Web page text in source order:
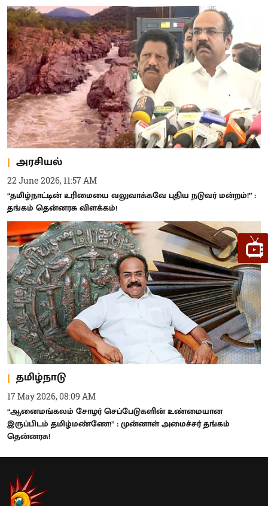
அரசியல்
22 June 2026, 11:57 AM
“தமிழ்நாட்டின் உரிமையை வலுவாக்கவே புதிய நடுவர் மன்றம்!” :
தங்கம் தென்னரசு விளக்கம்!
தமிழ்நாடு
17 May 2026, 08:09 AM
“ஆனைமங்கலம் சோழர் செப்பேடுகளின் உண்மையான
இருப்பிடம் தமிழ்மண்ணே!” : முன்னாள் அமைச்சர் தங்கம்
தென்னரசு!